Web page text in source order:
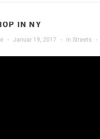
IN NY
· Januar 19, 2017 · in Streets ·